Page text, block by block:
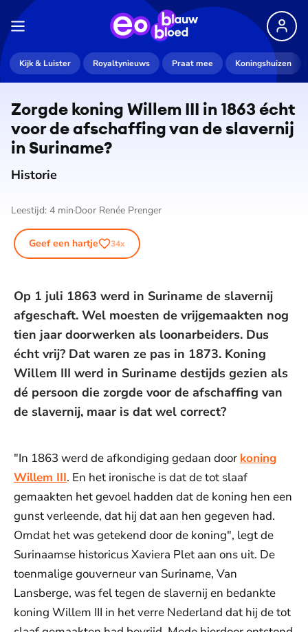
Kijk & Luister Royaltynieuws Praat mee Koningshuizen
Zorgde koning Willem III in 1863 écht
voor de afschaffing van de slavernij
in Suriname?
Historie
Leestijd: 4 min Door Renée Prenger
Geef een hartje 34x
Op 1 juli 1863 werd in Suriname de slavernij
afgeschaft. Wel moesten de vrijgemaakten nog
tien jaar doorwerken als loonarbeiders. Dus
écht vrij? Dat waren ze pas in 1873. Koning
Willem III werd in Suriname destijds gezien als
dé persoon die zorgde voor de afschaffing van
de slavernij, maar is dat wel correct?
"In 1863 werd de afkondiging gedaan door koning
Willem III. En het ironische is dat de tot slaaf
gemaakten het gevoel hadden dat de koning hen een
gunst verleende, dat hij dat aan hen gegeven had.
Omdat het was getekend door de koning", legt de
Surinaamse historicus Xaviera Plet aan ons uit. De
toenmalige gouverneur van Suriname, Van
Lansberge, was fel tegen de slavernij en bedankte
koning Willem III in het verre Nederland dat hij de tot